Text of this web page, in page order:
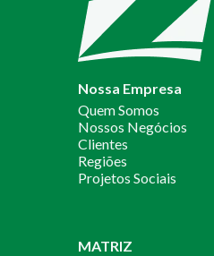
Nossa Empresa
Quem Somos
Nossos Negócios
Clientes
Regiões
Projetos Sociais
MATRIZ